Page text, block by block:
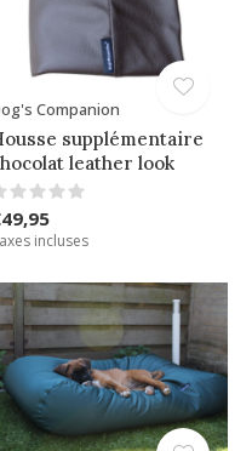
Companion
supplémentaire
leather look
incluses